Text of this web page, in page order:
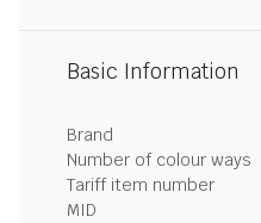
Basic Information
Brand
Number of colour ways
Tariff item number
MID